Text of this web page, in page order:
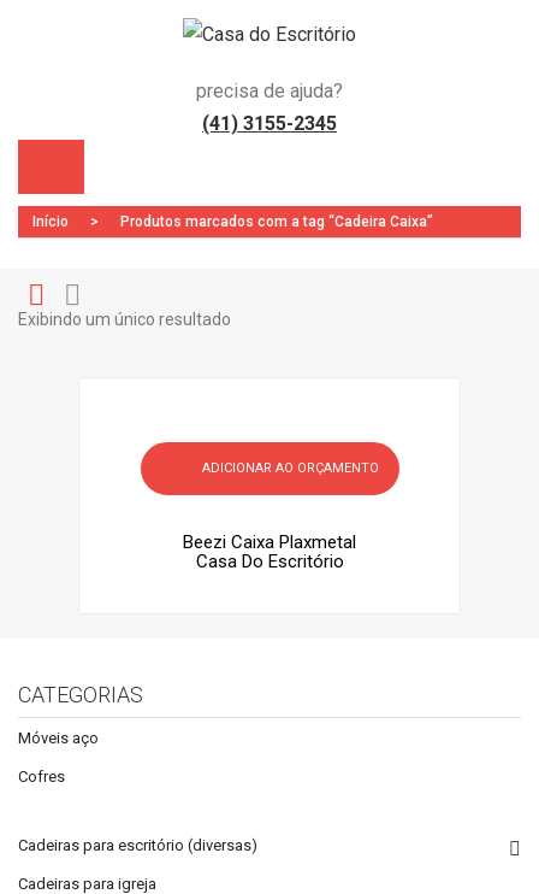
precisa de ajuda?
(41) 3155-2345
Início > Produtos marcados com a tag “Cadeira Caixa”
Exibindo um único resultado
ADICIONAR AO ORÇAMENTO
Beezi Caixa Plaxmetal
Casa Do Escritório
CATEGORIAS
Móveis aço
Cofres
Cadeiras para escritório (diversas)
Cadeiras para igreja